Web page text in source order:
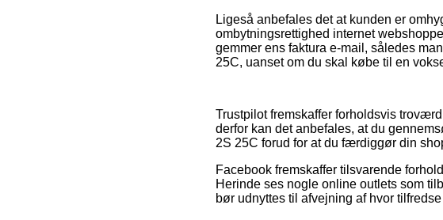
Ligeså anbefales det at kunden er
ombytningsrettighed internet
gemmer ens faktura e-mail, således
25C, uanset om du skal købe til en
Trustpilot fremskaffer forholdsvis
derfor kan det anbefales, at du
2S 25C forud for at du færdiggør din
Facebook fremskaffer tilsvarende
Herinde ses nogle online outlets som
bør udnyttes til afvejning af hvor